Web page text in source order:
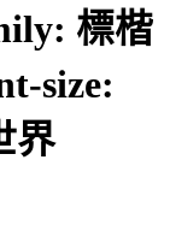
標楷
size:
界